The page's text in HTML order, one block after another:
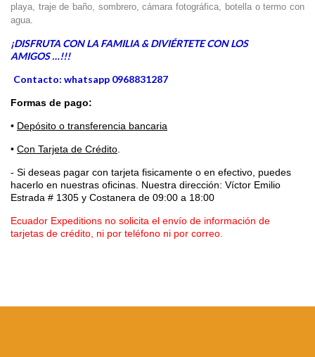
playa, traje de baño, sombrero, cámara fotográfica, botella o termo con
agua.
¡DISFRUTA CON LA FAMILIA & DIVIÉRTETE CON LOS
AMIGOS …!!!
Contacto: whatsapp 0968831287
Formas de pago:
• Depósito o transferencia bancaria
• Con Tarjeta de Crédito.
- Si deseas pagar con tarjeta fisicamente o en efectivo, puedes
hacerlo en nuestras oficinas. Nuestra dirección: Víctor Emilio
Estrada # 1305 y Costanera de 09:00 a 18:00
Ecuador Expeditions no solicita el envío de información de
tarjetas de crédito, ni por teléfono ni por correo.